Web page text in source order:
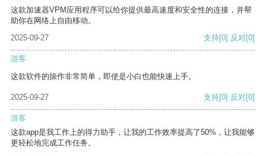
这款加速器VPM应用程序可以给你提供最高速度和安全性的连接，并帮
助你在网络上自由移动。
2025-09-27
支持[0] 反对[0]
游客
这款软件的操作非常简单，即使是小白也能快速上手。
2025-09-27 支持[0] 反对[0]
游客
这款app是我工作上的得力助手，让我的工作效率提高了50%，让我能够
更轻松地完成工作任务。